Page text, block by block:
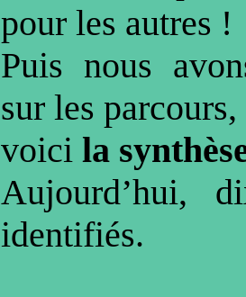
pour les autres !
Puis nous
sur les
voici la
Aujourd’hui,
identifiés.